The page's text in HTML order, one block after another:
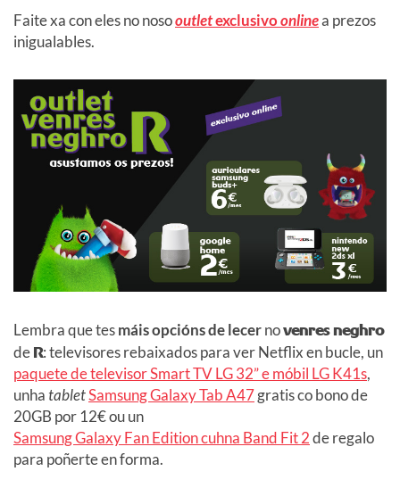
Faite xa con eles no nosooutletexclusivoonlinea prezos
inigualables.
Lembra que tesmáis opcións de lecernovenres neghro
deR: televisores rebaixados para ver Netflix en bucle, un
paquete de televisor Smart TV LG 32” e móbil LG K41s,
unha tabletSamsung Galaxy Tab A47gratis co bono de
20GB por 12€ ou un
Samsung Galaxy Fan Edition cuhna Band Fit 2de regalo
para poñerte en forma.